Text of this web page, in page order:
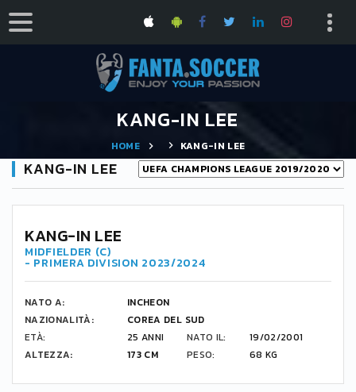
KANG-IN LEE
HOME KANG-IN LEE
KANG-IN LEE
KANG-IN LEE
MIDFIELDER (C)
- PRIMERA DIVISION 2023/2024
NATO A:
INCHEON
NAZIONALITÀ:
COREA DEL SUD
ETÀ:
25 ANNI NATO IL:
19/02/2001
ALTEZZA:
173 CM PESO: 68 KG